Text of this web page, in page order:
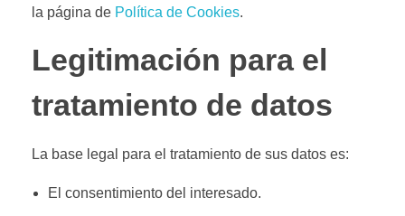
la página de Política de Cookies.
Legitimación para el
tratamiento de datos
La base legal para el tratamiento de sus datos es:
El consentimiento del interesado.